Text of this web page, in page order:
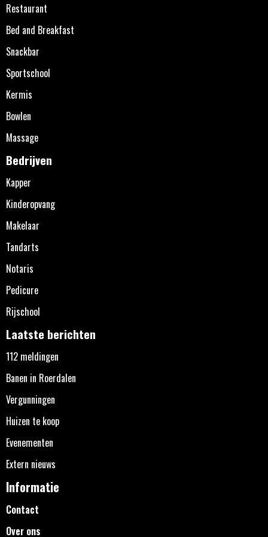
Restaurant
Bed and Breakfast
Snackbar
Sportschool
Kermis
Bowlen
Massage
Bedrijven
Kapper
Kinderopvang
Makelaar
Tandarts
Notaris
Pedicure
Rijschool
Laatste berichten
112 meldingen
Banen in Roerdalen
Vergunningen
Huizen te koop
Evenementen
Extern nieuws
Informatie
Contact
Over ons